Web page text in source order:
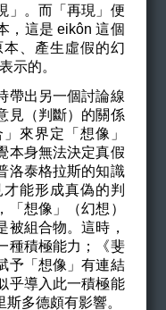
」。而「再現」便
，這是 eikôn 這個
、產生虛假的幻
示的。
出另一個討論線
見（判斷）的關係
來界定「想像」
本身無法決定真假
洛泰格拉斯的知識
能形成真偽的判
想像」（幻想）
被組合物。這時，
種積極能力；《斐
予「想像」有連結
乎導入此一積極能
多德頗有影響。